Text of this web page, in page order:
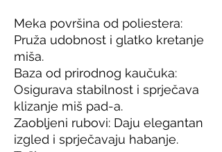
Meka površina od poliestera:
Pruža udobnost i glatko kretanje
miša.
Baza od prirodnog kaučuka:
Osigurava stabilnost i sprječava
klizanje miš pad-a.
Zaobljeni rubovi: Daju elegantan
izgled i sprječavaju habanje.